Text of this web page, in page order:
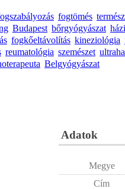
fogtömés
Budapest bőrgyógyászat
fogkőeltávolítás kineziológia
reumatológia szemészet
Belgyógyászat
Adatok
Megye
Cím